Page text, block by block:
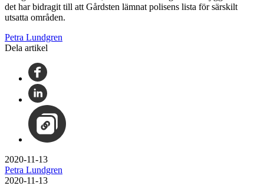
det har bidragit till att Gårdsten lämnat polisens lista för särskilt
utsatta områden.
Petra Lundgren
Dela artikel
2020-11-13
Petra Lundgren
2020-11-13